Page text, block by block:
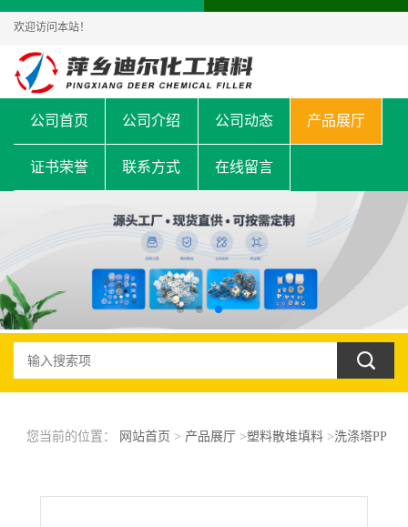
欢迎访问本站！
公司首页 公司介绍 公司动态 产品展厅
证书荣誉 联系方式 在线留言
您当前的位置： 网站首页 > 产品展厅>塑料散堆填料>洗涤塔PP